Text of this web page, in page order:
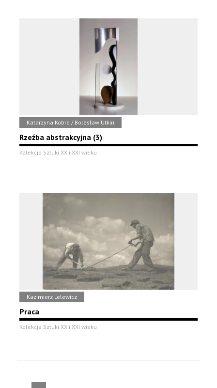
Katarzyna Kobro / Bolesław Utkin
Rzeźba abstrakcyjna (3)
Kolekcja Sztuki XX i XXI wieku
Kazimierz Lelewicz
Praca
Kolekcja Sztuki XX i XXI wieku